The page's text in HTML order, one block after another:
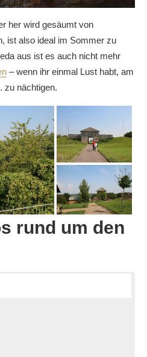
her wird gesäumt von
ist also ideal im Sommer zu
aus ist es auch nicht mehr
– wenn ihr einmal Lust habt, am
zu nächtigen.
rund um den